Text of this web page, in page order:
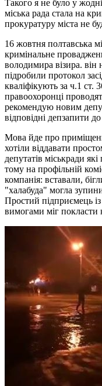
Такого я не було у
міська рада стала на
прокуратуру міста не
16 жовтня полтавська
кримінальне
володимира візира. він
підробили протокол
кваліфікують за ч.1 ст.
правоохоронці
рекомендую новим
відповідні депзапити
Мова йде про
хотіли віддавати
депутатів міськради
тому на профільній
компанія: вставали,
"халабуда" могла
Простий підприємець
вимогами міг покласти